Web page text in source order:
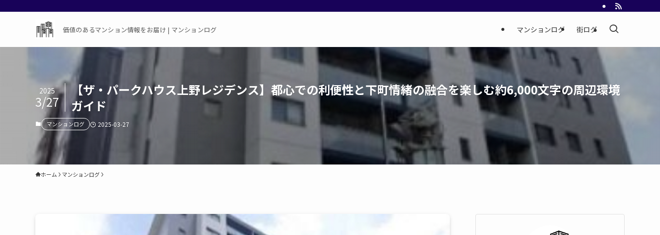
価値のあるマンション情報をお届け | マンションログ マンションログ 街ログ
【ザ・パークハウス上野レジデンス】都心での利便性と下町情緒の融合を楽しむ約6,000文字の周辺環境
ガイド
2025
3/27
マンションログ 2025-03-27
ホーム マンションログ